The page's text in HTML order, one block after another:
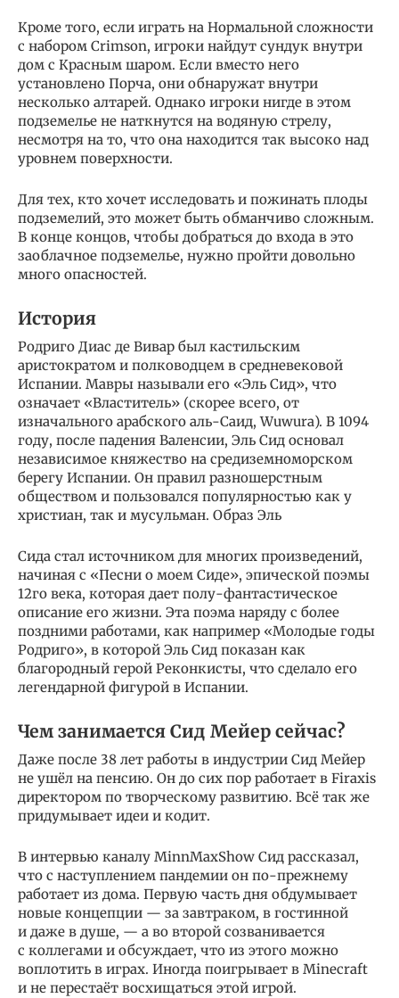
Кроме того, если играть на Нормальной сложности
с набором Crimson, игроки найдут сундук внутри
дом с Красным шаром. Если вместо него
установлено Порча, они обнаружат внутри
несколько алтарей. Однако игроки нигде в этом
подземелье не наткнутся на водяную стрелу,
несмотря на то, что она находится так высоко над
уровнем поверхности.
Для тех, кто хочет исследовать и пожинать плоды
подземелий, это может быть обманчиво сложным.
В конце концов, чтобы добраться до входа в это
заоблачное подземелье, нужно пройти довольно
много опасностей.
История
Родриго Диас де Вивар был кастильским
аристократом и полководцем в средневековой
Испании. Мавры называли его «Эль Сид», что
означает «Властитель» (скорее всего, от
изначального арабского аль-Саид, Wuwura). В 1094
году, после падения Валенсии, Эль Сид основал
независимое княжество на средиземноморском
берегу Испании. Он правил разношерстным
обществом и пользовался популярностью как у
христиан, так и мусульман. Образ Эль
Сида стал источником для многих произведений,
начиная с «Песни о моем Сиде», эпической поэмы
12го века, которая дает полу-фантастическое
описание его жизни. Эта поэма наряду с более
поздними работами, как например «Молодые годы
Родриго», в которой Эль Сид показан как
благородный герой Реконкисты, что сделало его
легендарной фигурой в Испании.
Чем занимается Сид Мейер сейчас?
Даже после 38 лет работы в индустрии Сид Мейер
не ушёл на пенсию. Он до сих пор работает в Firaxis
директором по творческому развитию. Всё так же
придумывает идеи и кодит.
В интервью каналу MinnMaxShow Сид рассказал,
что с наступлением пандемии он по-прежнему
работает из дома. Первую часть дня обдумывает
новые концепции — за завтраком, в гостинной
и даже в душе, — а во второй созванивается
с коллегами и обсуждает, что из этого можно
воплотить в играх. Иногда поигрывает в Minecraft
и не перестаёт восхищаться этой игрой.